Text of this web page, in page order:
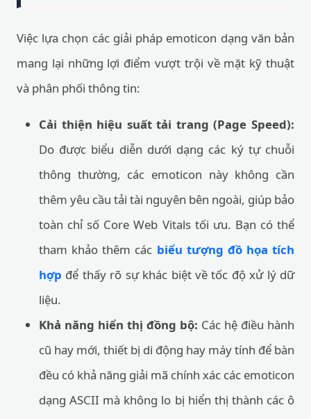
Việc lựa chọn các giải pháp emoticon dạng văn bản
mang lại những lợi điểm vượt trội về mặt kỹ thuật
và phân phối thông tin:
Cải thiện hiệu suất tải trang (Page Speed):
Do được biểu diễn dưới dạng các ký tự chuỗi
thông thường, các emoticon này không cần
thêm yêu cầu tải tài nguyên bên ngoài, giúp bảo
toàn chỉ số Core Web Vitals tối ưu. Bạn có thể
tham khảo thêm các biểu tượng đồ họa tích
hợp để thấy rõ sự khác biệt về tốc độ xử lý dữ
liệu.
Khả năng hiển thị đồng bộ: Các hệ điều hành
cũ hay mới, thiết bị di động hay máy tính để bàn
đều có khả năng giải mã chính xác các emoticon
dạng ASCII mà không lo bị hiển thị thành các ô